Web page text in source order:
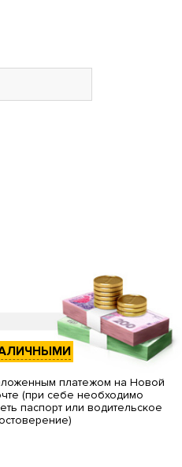
платежом на Новой
(при себе необходимо
паспорт или водительское